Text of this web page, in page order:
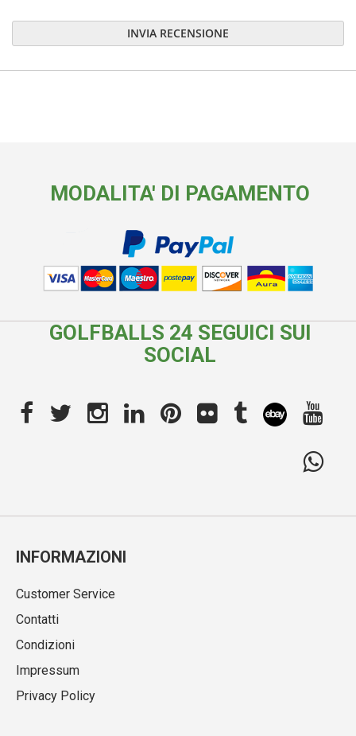
INVIA RECENSIONE
MODALITA' DI PAGAMENTO
GOLFBALLS 24 SEGUICI SUI
SOCIAL
INFORMAZIONI
Customer Service
Contatti
Condizioni
Impressum
Privacy Policy